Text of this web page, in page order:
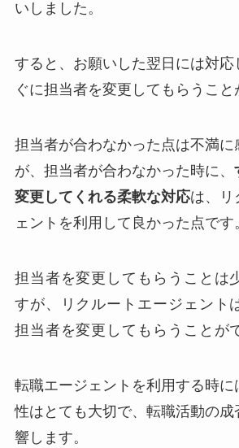
いしました。
すると、お願いした翌日には対応
ぐに担当者を変更してもらうこと
担当者が合わなかった点は不満に
が、担当者が合わなかった時に、
変更してくれる柔軟な対応は、リ
ェントを利用して良かった点です
担当者を変更してもらうことは
すが、リクルートエージェント
担当者を変更してもらうことが
転職エージェントを利用する時に
性はとても大切で、 転職活動の成
響します。